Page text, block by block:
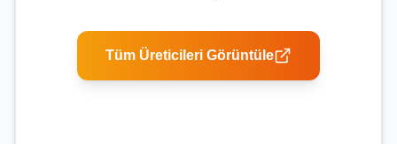
Tüm Üreticileri Görüntüle